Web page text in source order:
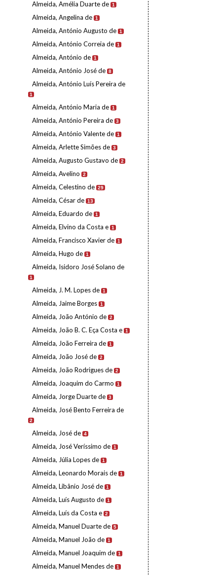
Almeida, Amélia Duarte de 1
Almeida, Angelina de 1
Almeida, António Augusto de 1
Almeida, António Correia de 1
Almeida, António de 1
Almeida, António José de 8
Almeida, António Luís Pereira de
1
Almeida, António Maria de 1
Almeida, António Pereira de 3
Almeida, António Valente de 1
Almeida, Arlette Simões de 3
Almeida, Augusto Gustavo de 2
Almeida, Avelino 2
Almeida, Celestino de 29
Almeida, César de 13
Almeida, Eduardo de 1
Almeida, Elvino da Costa e 1
Almeida, Francisco Xavier de 1
Almeida, Hugo de 1
Almeida, Isidoro José Solano de
1
Almeida, J. M. Lopes de 1
Almeida, Jaime Borges 1
Almeida, João António de 2
Almeida, João B. C. Eça Costa e 1
Almeida, João Ferreira de 1
Almeida, João José de 2
Almeida, João Rodrigues de 2
Almeida, Joaquim do Carmo 1
Almeida, Jorge Duarte de 3
Almeida, José Bento Ferreira de
2
Almeida, José de 4
Almeida, José Veríssimo de 1
Almeida, Júlia Lopes de 1
Almeida, Leonardo Morais de 1
Almeida, Libânio José de 1
Almeida, Luís Augusto de 1
Almeida, Luís da Costa e 2
Almeida, Manuel Duarte de 5
Almeida, Manuel João de 1
Almeida, Manuel Joaquim de 1
Almeida, Manuel Mendes de 1